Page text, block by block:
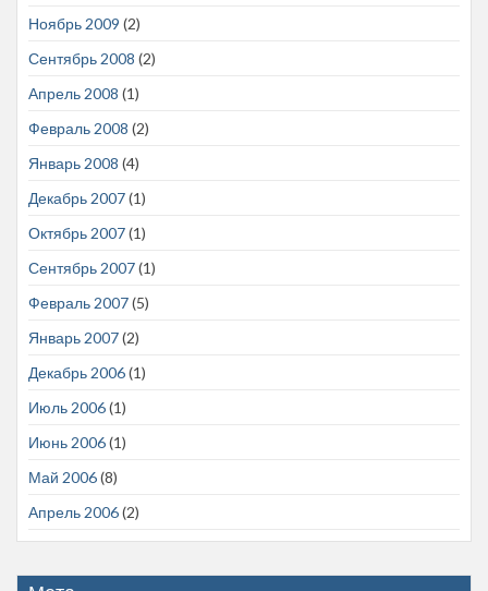
Ноябрь 2009 (2)
Сентябрь 2008 (2)
Апрель 2008 (1)
Февраль 2008 (2)
Январь 2008 (4)
Декабрь 2007(1)
Октябрь 2007(1)
Сентябрь 2007(1)
Февраль 2007(5)
Январь 2007(2)
Декабрь 2006(1)
Июль 2006(1)
Июнь 2006(1)
Май 2006(8)
Апрель 2006(2)